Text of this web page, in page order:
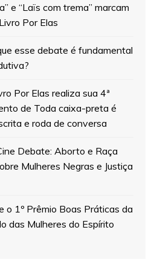
e “Laïs com trema” marcam
Por Elas
esse debate é fundamental
Por Elas realiza sua 4ª
de Toda caixa-preta é
e roda de conversa
Debate: Aborto e Raça
Mulheres Negras e Justiça
o 1º Prêmio Boas Práticas da
das Mulheres do Espírito